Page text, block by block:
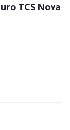
TCS Nova